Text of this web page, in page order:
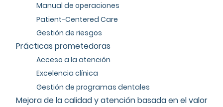
Manual de operaciones
Patient-Centered Care
Gestión de riesgos
Prácticas prometedoras
Acceso a la atención
Excelencia clínica
Gestión de programas dentales
Mejora de la calidad y atención basada en el valor